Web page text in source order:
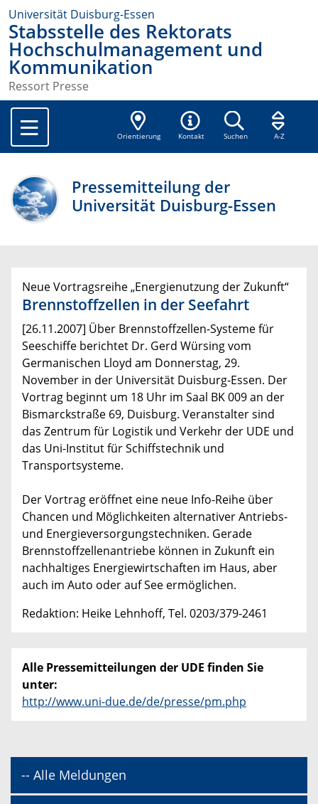
Universität Duisburg-Essen
Stabsstelle des Rektorats
Hochschulmanagement und
Kommunikation
Ressort Presse
Orientierung Kontakt Suchen A-Z
Pressemitteilung der
Universität Duisburg-Essen
Neue Vortragsreihe „Energienutzung der Zukunft“
Brennstoffzellen in der Seefahrt
[26.11.2007] Über Brennstoffzellen-Systeme für
Seeschiffe berichtet Dr. Gerd Würsing vom
Germanischen Lloyd am Donnerstag, 29.
November in der Universität Duisburg-Essen. Der
Vortrag beginnt um 18 Uhr im Saal BK 009 an der
Bismarckstraße 69, Duisburg. Veranstalter sind
das Zentrum für Logistik und Verkehr der UDE und
das Uni-Institut für Schiffstechnik und
Transportsysteme.
Der Vortrag eröffnet eine neue Info-Reihe über
Chancen und Möglichkeiten alternativer Antriebs-
und Energieversorgungstechniken. Gerade
Brennstoffzellenantriebe können in Zukunft ein
nachhaltiges Energiewirtschaften im Haus, aber
auch im Auto oder auf See ermöglichen.
Redaktion: Heike Lehnhoff, Tel. 0203/379-2461
Alle Pressemitteilungen der UDE finden Sie
unter:
http://www.uni-due.de/de/presse/pm.php
-- Alle Meldungen